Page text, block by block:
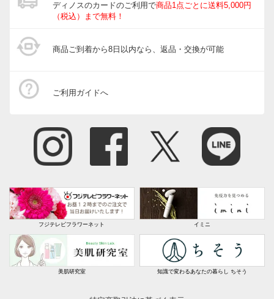
ディノスのカードのご利用で商品1点ごとに送料5,000円
（税込）まで無料！
商品ご到着から8日以内なら、返品・交換が可能
ご利用ガイドへ
フジテレビフラワーネット イミニ
美肌研究室 知識で変わるあなたの暮らし ちそう